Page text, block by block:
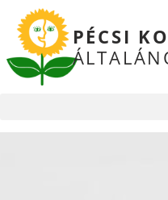
PÉCSI